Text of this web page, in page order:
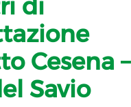
di
Cesena –
Savio